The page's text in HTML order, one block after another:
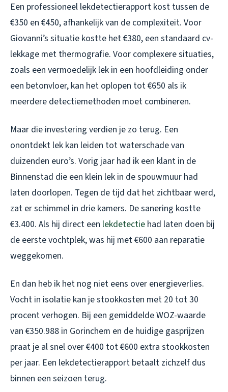
Een professioneel lekdetectierapport kost tussen de
€350 en €450, afhankelijk van de complexiteit. Voor
Giovanni’s situatie kostte het €380, een standaard cv-
lekkage met thermografie. Voor complexere situaties,
zoals een vermoedelijk lek in een hoofdleiding onder
een betonvloer, kan het oplopen tot €650 als ik
meerdere detectiemethoden moet combineren.
Maar die investering verdien je zo terug. Een
onontdekt lek kan leiden tot waterschade van
duizenden euro’s. Vorig jaar had ik een klant in de
Binnenstad die een klein lek in de spouwmuur had
laten doorlopen. Tegen de tijd dat het zichtbaar werd,
zat er schimmel in drie kamers. De sanering kostte
€3.400. Als hij direct een lekdetectie had laten doen bij
de eerste vochtplek, was hij met €600 aan reparatie
weggekomen.
En dan heb ik het nog niet eens over energieverlies.
Vocht in isolatie kan je stookkosten met 20 tot 30
procent verhogen. Bij een gemiddelde WOZ-waarde
van €350.988 in Gorinchem en de huidige gasprijzen
praat je al snel over €400 tot €600 extra stookkosten
per jaar. Een lekdetectierapport betaalt zichzelf dus
binnen een seizoen terug.